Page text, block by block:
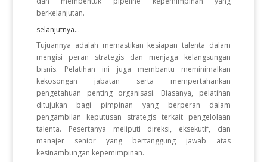
berkelanjutan.
selanjutnya...
Tujuannya adalah memastikan kesiapan talenta dalam
mengisi peran strategis dan menjaga kelangsungan
bisnis. Pelatihan ini juga membantu meminimalkan
kekosongan jabatan serta mempertahankan
pengetahuan penting organisasi. Biasanya, pelatihan
ditujukan bagi pimpinan yang berperan dalam
pengambilan keputusan strategis terkait pengelolaan
talenta. Pesertanya meliputi direksi, eksekutif, dan
manajer senior yang bertanggung jawab atas
kesinambungan kepemimpinan.